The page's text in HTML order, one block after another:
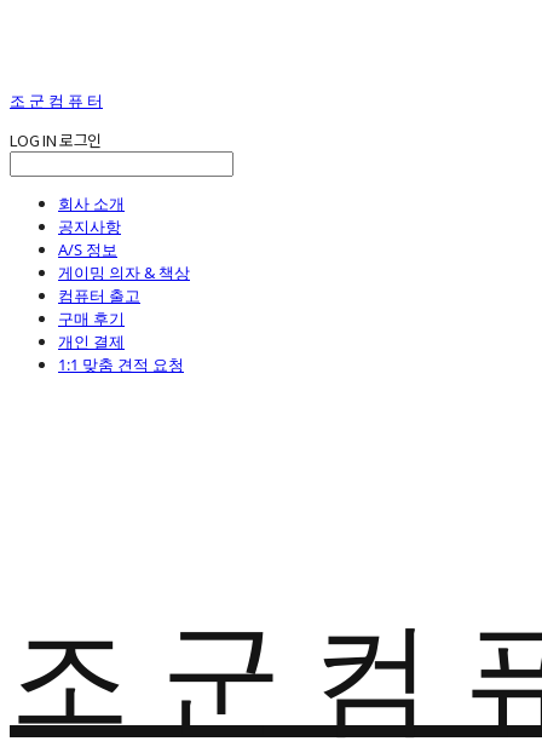
조 군 컴 퓨 터
LOG IN로그인
회사 소개
공지사항
A/S 정보
게이밍 의자 & 책상
컴퓨터 출고
구매 후기
개인 결제
1:1 맞춤 견적 요청
조 군 컴